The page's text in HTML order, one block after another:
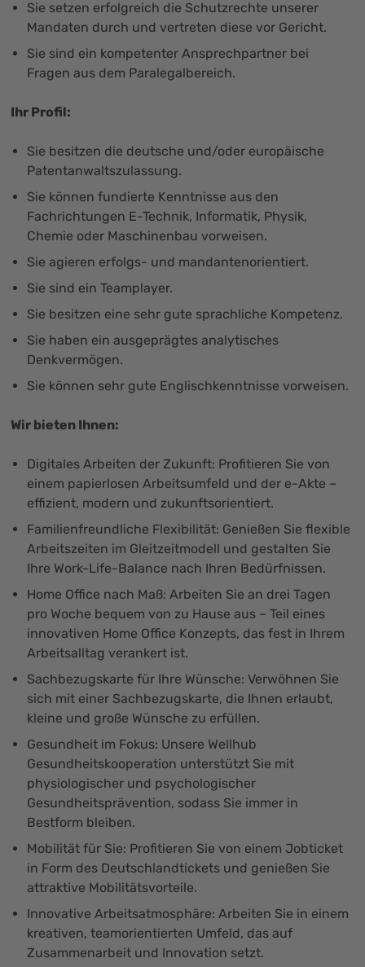
Sie setzen erfolgreich die Schutzrechte unserer
Mandaten durch und vertreten diese vor Gericht.
Sie sind ein kompetenter Ansprechpartner bei
Fragen aus dem Paralegalbereich.
Ihr Profil:
Sie besitzen die deutsche und/oder europäische
Patentanwaltszulassung.
Sie können fundierte Kenntnisse aus den
Fachrichtungen E-Technik, Informatik, Physik,
Chemie oder Maschinenbau vorweisen.
Sie agieren erfolgs- und mandantenorientiert.
Sie sind ein Teamplayer.
Sie besitzen eine sehr gute sprachliche Kompetenz.
Sie haben ein ausgeprägtes analytisches
Denkvermögen.
Sie können sehr gute Englischkenntnisse vorweisen.
Wir bieten Ihnen:
Digitales Arbeiten der Zukunft: Profitieren Sie von
einem papierlosen Arbeitsumfeld und der e-Akte –
effizient, modern und zukunftsorientiert.
Familienfreundliche Flexibilität: Genießen Sie flexible
Arbeitszeiten im Gleitzeitmodell und gestalten Sie
Ihre Work-Life-Balance nach Ihren Bedürfnissen.
Home Office nach Maß: Arbeiten Sie an drei Tagen
pro Woche bequem von zu Hause aus – Teil eines
innovativen Home Office Konzepts, das fest in Ihrem
Arbeitsalltag verankert ist.
Sachbezugskarte für Ihre Wünsche: Verwöhnen Sie
sich mit einer Sachbezugskarte, die Ihnen erlaubt,
kleine und große Wünsche zu erfüllen.
Gesundheit im Fokus: Unsere Wellhub
Gesundheitskooperation unterstützt Sie mit
physiologischer und psychologischer
Gesundheitsprävention, sodass Sie immer in
Bestform bleiben.
Mobilität für Sie: Profitieren Sie von einem Jobticket
in Form des Deutschlandtickets und genießen Sie
attraktive Mobilitätsvorteile.
Innovative Arbeitsatmosphäre: Arbeiten Sie in einem
kreativen, teamorientierten Umfeld, das auf
Zusammenarbeit und Innovation setzt.